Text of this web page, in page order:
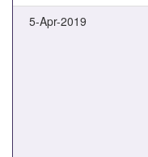
5-Apr-2019